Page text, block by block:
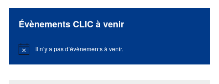
Évènements CLIC à venir
Notice Il n’y a pas d’évènements à venir.